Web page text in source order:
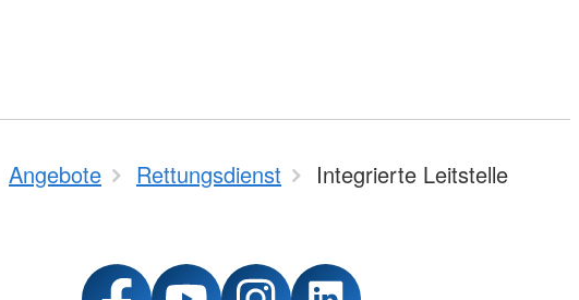
Angebote Rettungsdienst Integrierte Leitstelle